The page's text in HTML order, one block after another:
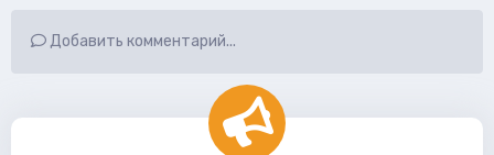
Добавить комментарий...